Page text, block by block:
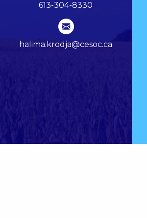
613-304-8330
halima.krodja@cesoc.ca